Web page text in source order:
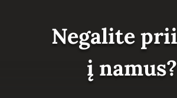
Negalite
į namus?